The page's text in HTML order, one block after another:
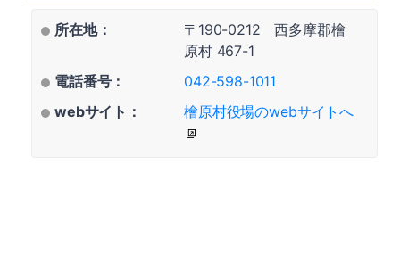
所在地：
〒190-0212 西多摩郡檜
原村 467-1
電話番号：
042-598-1011
webサイト：
檜原村役場のwebサイトへ